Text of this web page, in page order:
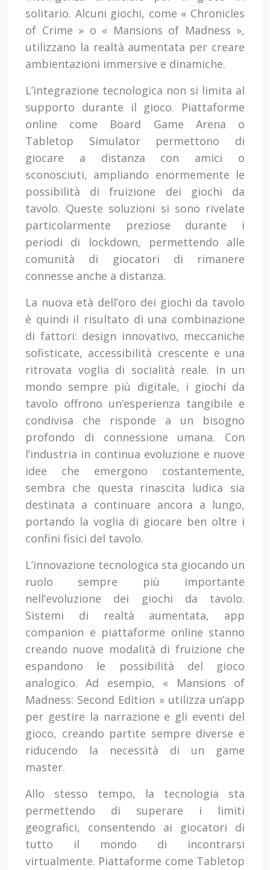
solitario. Alcuni giochi, come « Chronicles
of Crime » o « Mansions of Madness »,
utilizzano la realtà aumentata per creare
ambientazioni immersive e dinamiche.
L’integrazione tecnologica non si limita al
supporto durante il gioco. Piattaforme
online come Board Game Arena o
Tabletop Simulator permettono di
giocare a distanza con amici o
sconosciuti, ampliando enormemente le
possibilità di fruizione dei giochi da
tavolo. Queste soluzioni si sono rivelate
particolarmente preziose durante i
periodi di lockdown, permettendo alle
comunità di giocatori di rimanere
connesse anche a distanza.
La nuova età dell’oro dei giochi da tavolo
è quindi il risultato di una combinazione
di fattori: design innovativo, meccaniche
sofisticate, accessibilità crescente e una
ritrovata voglia di socialità reale. In un
mondo sempre più digitale, i giochi da
tavolo offrono un’esperienza tangibile e
condivisa che risponde a un bisogno
profondo di connessione umana. Con
l’industria in continua evoluzione e nuove
idee che emergono costantemente,
sembra che questa rinascita ludica sia
destinata a continuare ancora a lungo,
portando la voglia di giocare ben oltre i
confini fisici del tavolo.
L’innovazione tecnologica sta giocando un
ruolo sempre più importante
nell’evoluzione dei giochi da tavolo.
Sistemi di realtà aumentata, app
companion e piattaforme online stanno
creando nuove modalità di fruizione che
espandono le possibilità del gioco
analogico. Ad esempio, « Mansions of
Madness: Second Edition » utilizza un’app
per gestire la narrazione e gli eventi del
gioco, creando partite sempre diverse e
riducendo la necessità di un game
master.
Allo stesso tempo, la tecnologia sta
permettendo di superare i limiti
geografici, consentendo ai giocatori di
tutto il mondo di incontrarsi
virtualmente. Piattaforme come Tabletop